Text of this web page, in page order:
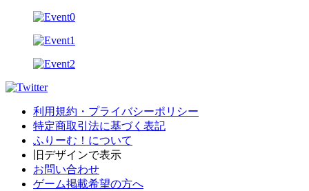
利用規約・プライバシーポリシー
特定商取引法に基づく表記
ふりーむ！について
旧デザインで表示
お問い合わせ
ゲーム掲載希望の方へ